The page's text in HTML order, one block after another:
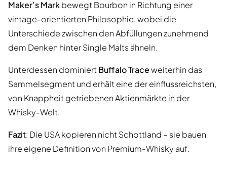
Maker’s Markbewegt Bourbon in Richtung einer
vintage-orientierten Philosophie, wobei die
Unterschiede zwischen den Abfüllungen zunehmend
dem Denken hinter Single Malts ähneln.
Unterdessen dominiert Buffalo Traceweiterhin das
Sammelsegment und erhält eine der einflussreichsten,
von Knappheit getriebenen Aktienmärkte in der
Whisky-Welt.
Fazit: Die USA kopieren nicht Schottland – sie bauen
ihre eigene Definition von Premium-Whisky auf.